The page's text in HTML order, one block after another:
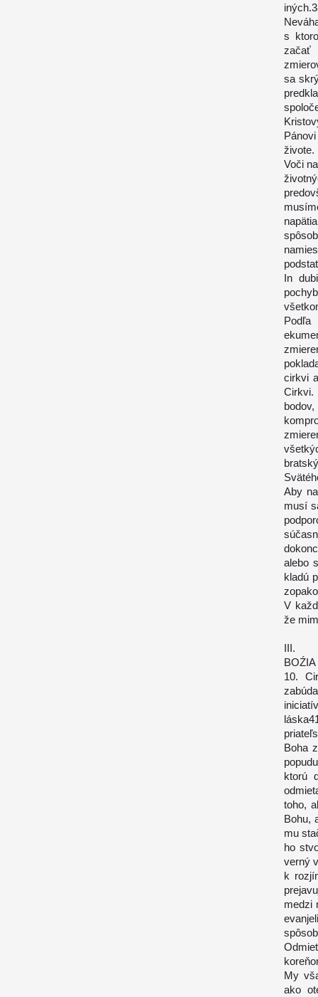
s
začať
sa
živote.
Voči
In
cirkvi
Cirkvi.
Aby
musí
alebo
kladú
V
že
III.
BOŹIA
10.
Boha
ktorú
toho,
Bohu,
mu
ho
verný
k
medzi
My
ako